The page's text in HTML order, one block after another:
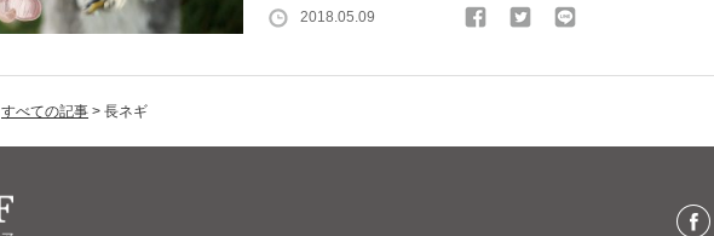
2018.05.09
すべての記事 > 長ネギ